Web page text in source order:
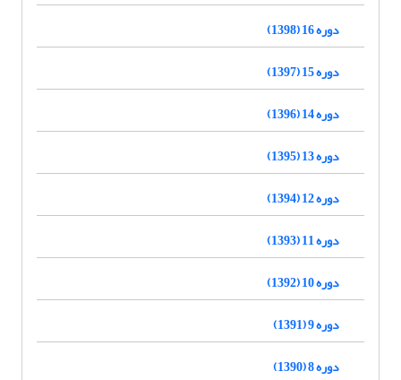
دوره 16 (1398)
دوره 15 (1397)
دوره 14 (1396)
دوره 13 (1395)
دوره 12 (1394)
دوره 11 (1393)
دوره 10 (1392)
دوره 9 (1391)
دوره 8 (1390)